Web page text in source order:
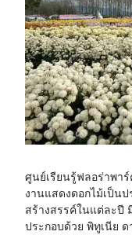
ศูนย์เรียนรู้ฟลอร่าพา
งานแสดงดอกไม้เป็น
สร้างสรรค์ในแต่ละปี
ประกอบด้วย พิทูเนีย ด